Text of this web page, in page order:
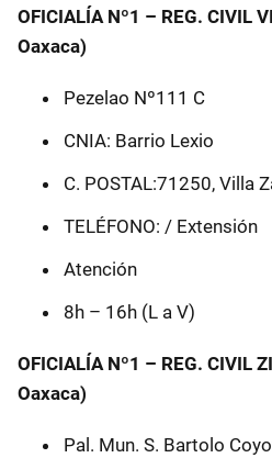
OFICIALÍA Nº1 – REG. CIVIL
Oaxaca)
Pezelao Nº111 C
CNIA: Barrio Lexio
C. POSTAL:71250, Villa
TELÉFONO: / Extensión
Atención
8h – 16h (L a V)
OFICIALÍA Nº1 – REG. CIVIL
Oaxaca)
Pal. Mun. S. Bartolo